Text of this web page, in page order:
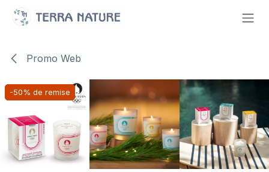
Se rendre au contenu
Promo Web
-50% de remise
-50% de remise
-50% de remise
-50% de remise